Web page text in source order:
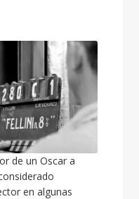
de un Oscar a
en algunas